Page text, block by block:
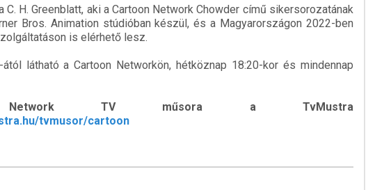
H. Greenblatt, aki a Cartoon Network Chowder című sikersorozatának
Bros. Animation stúdióban készül, és a Magyarországon 2022-ben
is elérhető lesz.
látható a Cartoon Networkön, hétköznap 18:20-kor és mindennap
TV műsora a TvMustra
tvmusor/cartoon